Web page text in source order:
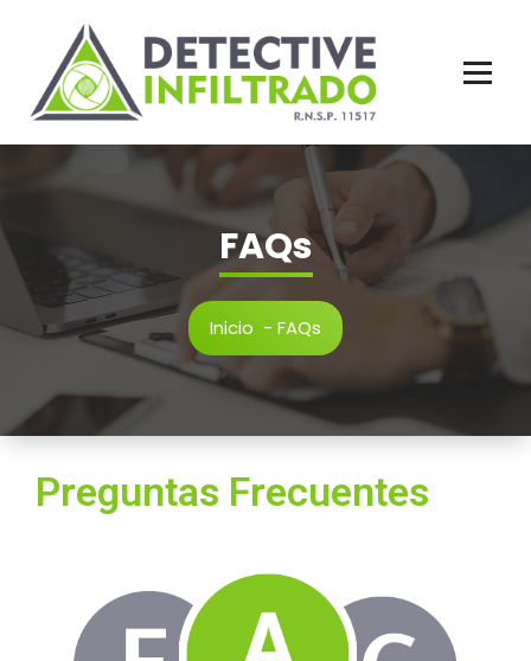
FAQs
Inicio - FAQs
Preguntas Frecuentes